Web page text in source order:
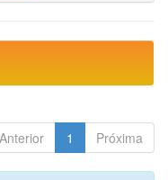
Anterior 1 Próxima